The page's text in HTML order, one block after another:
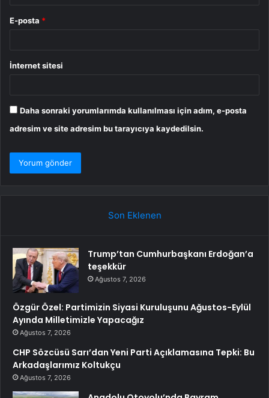
E-posta *
İnternet sitesi
Daha sonraki yorumlarımda kullanılması için adım, e-posta
adresim ve site adresim bu tarayıcıya kaydedilsin.
Son Eklenen
Trump’tan Cumhurbaşkanı Erdoğan’a
teşekkür
Ağustos 7, 2026
Özgür Özel: Partimizin Siyasi Kuruluşunu Ağustos-Eylül
Ayında Milletimizle Yapacağız
Ağustos 7, 2026
CHP Sözcüsü Sarı’dan Yeni Parti Açıklamasına Tepki: Bu
Arkadaşlarımız Koltukçu
Ağustos 7, 2026